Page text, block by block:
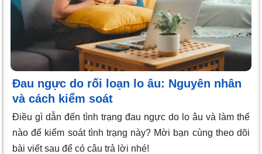
Đau ngực do rối loạn lo âu: Nguyên nhân
và cách kiểm soát
Điều gì dẫn đến tình trạng đau ngực do lo âu và làm thế
nào để kiểm soát tình trạng này? Mời bạn cùng theo dõi
bài viết sau để có câu trả lời nhé!